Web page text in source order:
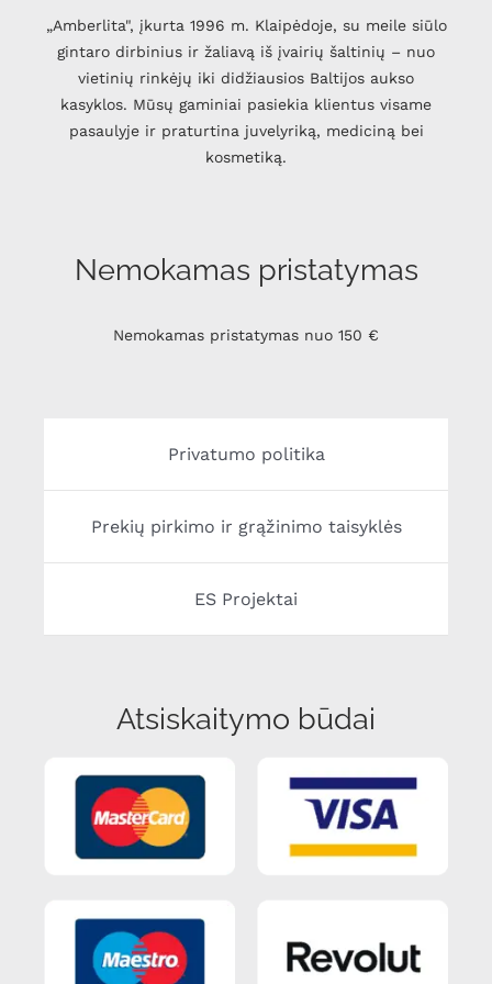
„Amberlita", įkurta 1996 m. Klaipėdoje, su meile siūlo
gintaro dirbinius ir žaliavą iš įvairių šaltinių – nuo
vietinių rinkėjų iki didžiausios Baltijos aukso
kasyklos. Mūsų gaminiai pasiekia klientus visame
pasaulyje ir praturtina juvelyriką, mediciną bei
kosmetiką.
Nemokamas pristatymas
Nemokamas pristatymas nuo 150 €
Privatumo politika
Prekių pirkimo ir grąžinimo taisyklės
ES Projektai
Atsiskaitymo būdai